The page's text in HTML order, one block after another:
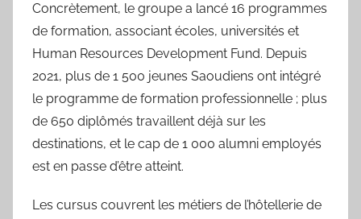
Concrètement, le groupe a lancé 16 programmes
de formation, associant écoles, universités et
Human Resources Development Fund. Depuis
2021, plus de 1 500 jeunes Saoudiens ont intégré
le programme de formation professionnelle ; plus
de 650 diplômés travaillent déjà sur les
destinations, et le cap de 1 000 alumni employés
est en passe d’être atteint.
Les cursus couvrent les métiers de l’hôtellerie de